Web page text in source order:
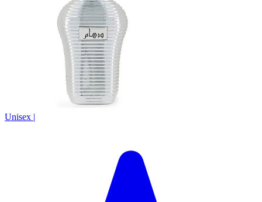
Unisex |